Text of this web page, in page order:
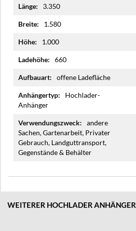
3.350
1.580
1.000
660
offene Ladefläche
Hochlader-
Anhänger
andere
Sachen, Gartenarbeit, Privater
Gebrauch, Landguttransport,
Gegenstände & Behälter
WEITERER HOCHLADER ANHÄNGER